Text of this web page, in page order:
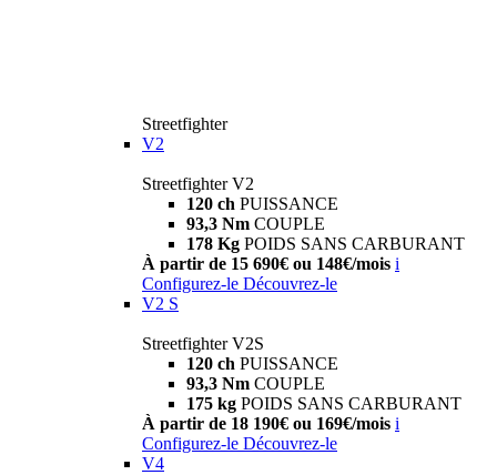
Streetfighter
V2
Streetfighter V2
120 ch PUISSANCE
93,3 Nm COUPLE
178 Kg POIDS SANS CARBURANT
À partir de 15 690€ ou 148€/mois i
Configurez-le Découvrez-le
V2 S
Streetfighter V2S
120 ch PUISSANCE
93,3 Nm COUPLE
175 kg POIDS SANS CARBURANT
À partir de 18 190€ ou 169€/mois i
Configurez-le Découvrez-le
V4